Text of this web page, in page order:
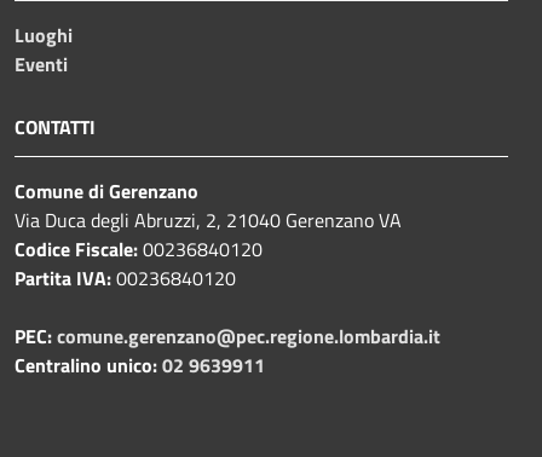
Luoghi
Eventi
CONTATTI
Comune di Gerenzano
Via Duca degli Abruzzi, 2, 21040 Gerenzano VA
Codice Fiscale:00236840120
Partita IVA:00236840120
PEC:comune.gerenzano@pec.regione.lombardia.it
Centralino unico:02 9639911